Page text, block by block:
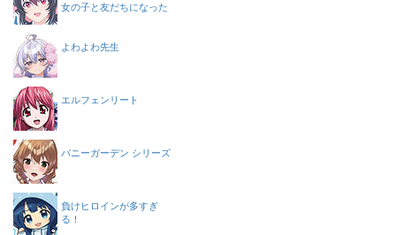
女の子と友だちになった
よわよわ先生
エルフェンリート
バニーガーデン シリーズ
負けヒロインが多すぎ
る！